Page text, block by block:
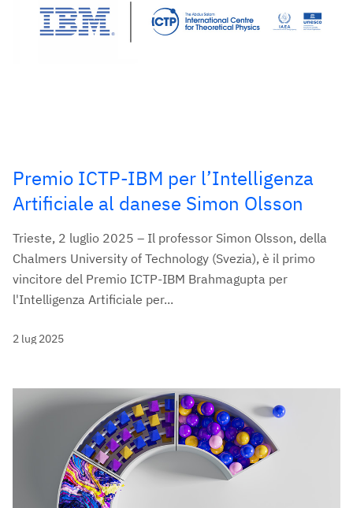
Premio ICTP-IBM per l’Intelligenza
Artificiale al danese Simon Olsson
Trieste, 2 luglio 2025 – Il professor Simon Olsson, della
Chalmers University of Technology (Svezia), è il primo
vincitore del Premio ICTP-IBM Brahmagupta per
l'Intelligenza Artificiale per...
2 lug 2025